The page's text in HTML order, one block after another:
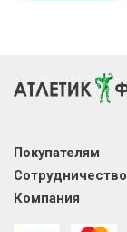
Покупателям
Сотрудничество
Компания